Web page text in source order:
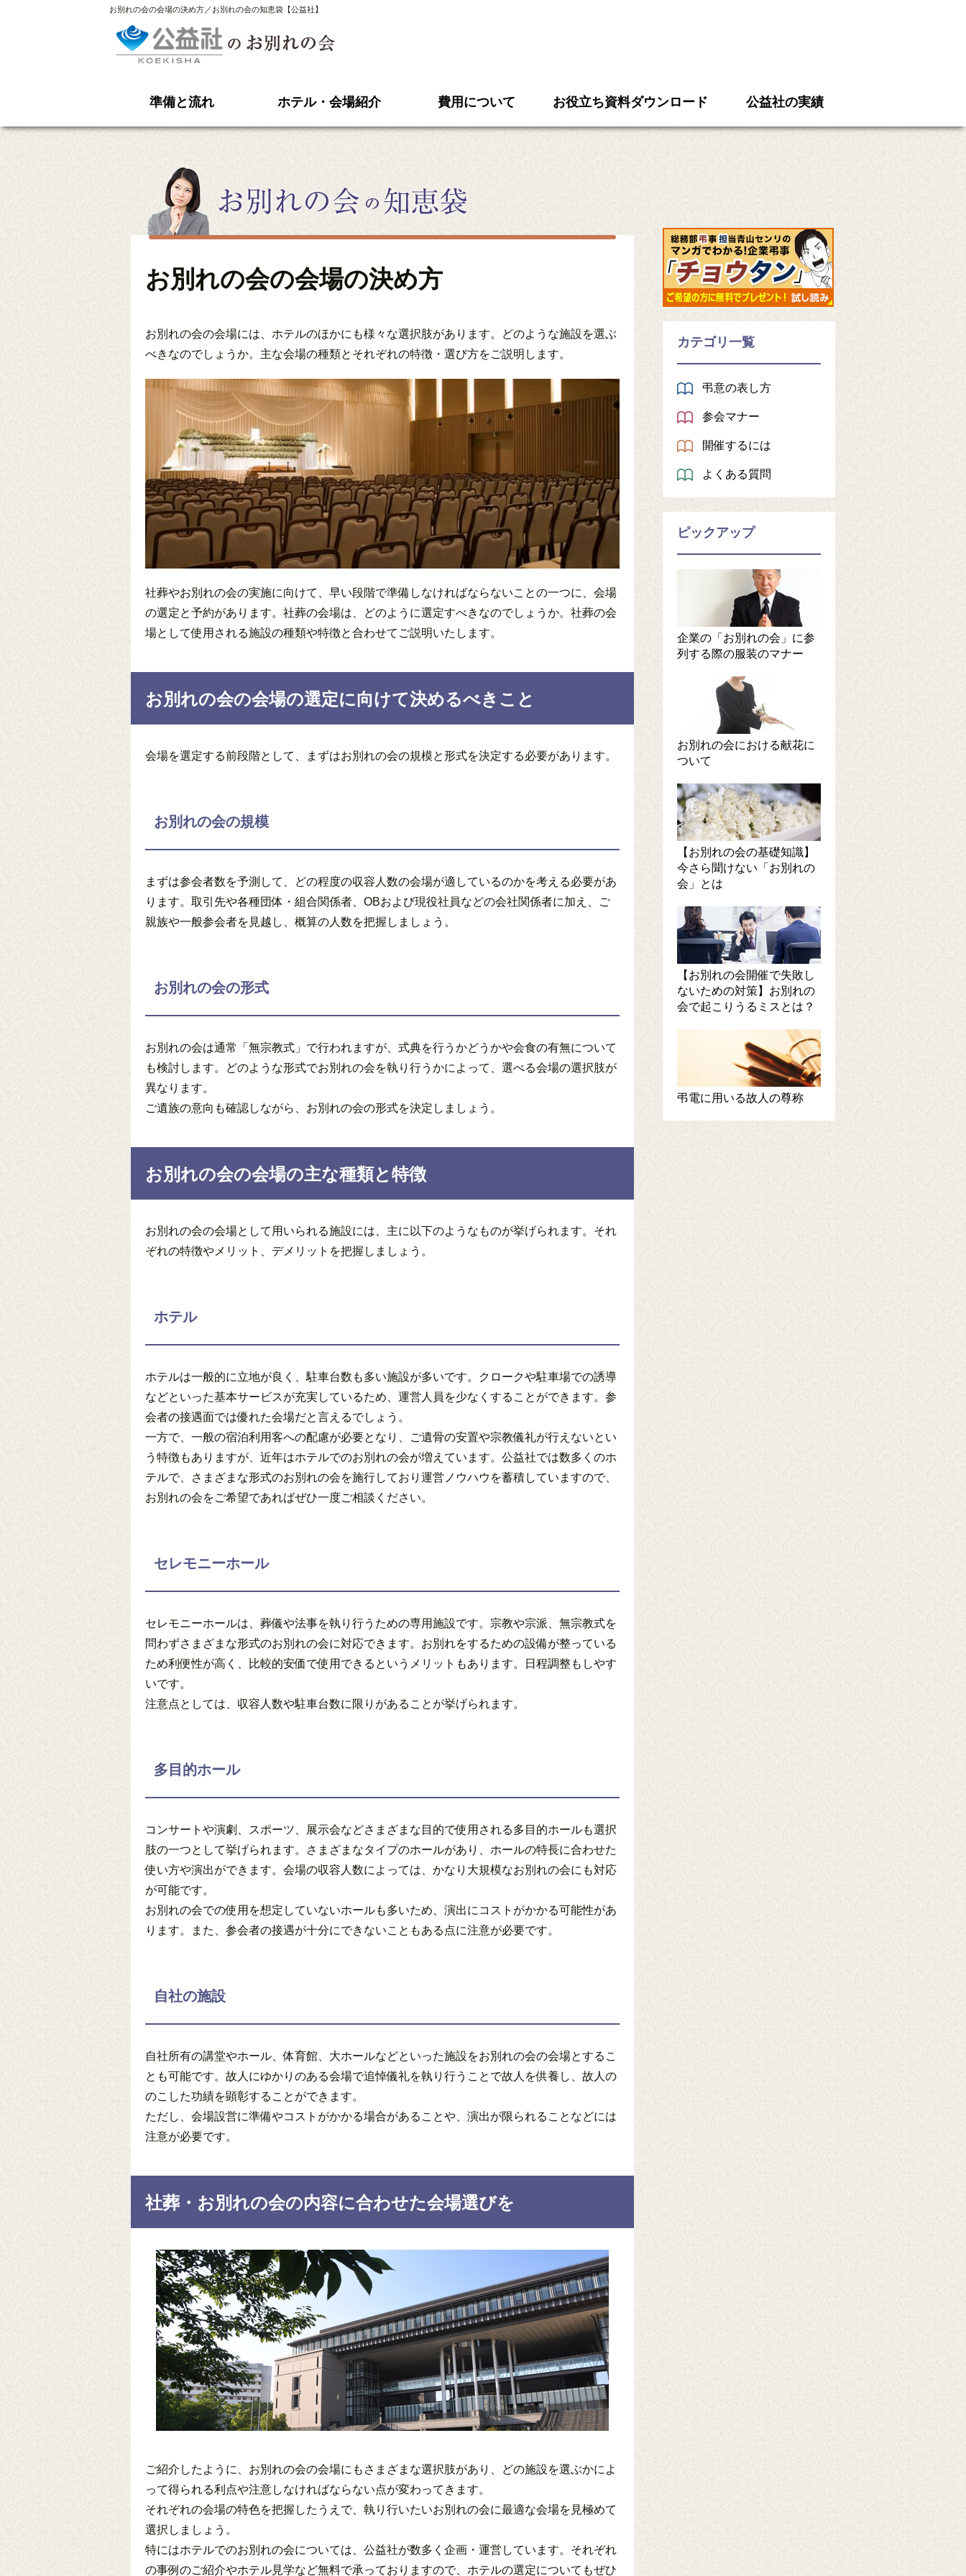
お別れの会の会場の決め方／お別れの会の知恵袋【公益社】
準備と流れ ホテル・会場紹介 費用について お役立ち資料ダウンロード 公益社の実績
お別れの会の会場の決め方
お別れの会の会場には、ホテルのほかにも様々な選択肢があります。どのような施設を選ぶ
べきなのでしょうか。主な会場の種類とそれぞれの特徴・選び方をご説明します。
社葬やお別れの会の実施に向けて、早い段階で準備しなければならないことの一つに、会場
の選定と予約があります。社葬の会場は、どのように選定すべきなのでしょうか。社葬の会
場として使用される施設の種類や特徴と合わせてご説明いたします。
お別れの会の会場の選定に向けて決めるべきこと
会場を選定する前段階として、まずはお別れの会の規模と形式を決定する必要があります。
お別れの会の規模
まずは参会者数を予測して、どの程度の収容人数の会場が適しているのかを考える必要があ
ります。取引先や各種団体・組合関係者、OBおよび現役社員などの会社関係者に加え、ご
親族や一般参会者を見越し、概算の人数を把握しましょう。
お別れの会の形式
お別れの会は通常「無宗教式」で行われますが、式典を行うかどうかや会食の有無について
も検討します。どのような形式でお別れの会を執り行うかによって、選べる会場の選択肢が
異なります。
ご遺族の意向も確認しながら、お別れの会の形式を決定しましょう。
お別れの会の会場の主な種類と特徴
お別れの会の会場として用いられる施設には、主に以下のようなものが挙げられます。それ
ぞれの特徴やメリット、デメリットを把握しましょう。
ホテル
ホテルは一般的に立地が良く、駐車台数も多い施設が多いです。クロークや駐車場での誘導
などといった基本サービスが充実しているため、運営人員を少なくすることができます。参
会者の接遇面では優れた会場だと言えるでしょう。
一方で、一般の宿泊利用客への配慮が必要となり、ご遺骨の安置や宗教儀礼が行えないとい
う特徴もありますが、近年はホテルでのお別れの会が増えています。公益社では数多くのホ
テルで、さまざまな形式のお別れの会を施行しており運営ノウハウを蓄積していますので、
お別れの会をご希望であればぜひ一度ご相談ください。
セレモニーホール
セレモニーホールは、葬儀や法事を執り行うための専用施設です。宗教や宗派、無宗教式を
問わずさまざまな形式のお別れの会に対応できます。お別れをするための設備が整っている
ため利便性が高く、比較的安価で使用できるというメリットもあります。日程調整もしやす
いです。
注意点としては、収容人数や駐車台数に限りがあることが挙げられます。
多目的ホール
コンサートや演劇、スポーツ、展示会などさまざまな目的で使用される多目的ホールも選択
肢の一つとして挙げられます。さまざまなタイプのホールがあり、ホールの特長に合わせた
使い方や演出ができます。会場の収容人数によっては、かなり大規模なお別れの会にも対応
が可能です。
お別れの会での使用を想定していないホールも多いため、演出にコストがかかる可能性があ
ります。また、参会者の接遇が十分にできないこともある点に注意が必要です。
自社の施設
自社所有の講堂やホール、体育館、大ホールなどといった施設をお別れの会の会場とするこ
とも可能です。故人にゆかりのある会場で追悼儀礼を執り行うことで故人を供養し、故人の
のこした功績を顕彰することができます。
ただし、会場設営に準備やコストがかかる場合があることや、演出が限られることなどには
注意が必要です。
社葬・お別れの会の内容に合わせた会場選びを
ご紹介したように、お別れの会の会場にもさまざまな選択肢があり、どの施設を選ぶかによ
って得られる利点や注意しなければならない点が変わってきます。
それぞれの会場の特色を把握したうえで、執り行いたいお別れの会に最適な会場を見極めて
選択しましょう。
特にはホテルでのお別れの会については、公益社が数多く企画・運営しています。それぞれ
の事例のご紹介やホテル見学など無料で承っておりますので、ホテルの選定についてもぜひ
カテゴリ一覧
弔意の表し方
参会マナー
開催するには
よくある質問
ピックアップ
企業の「お別れの会」に参
列する際の服装のマナー
お別れの会における献花に
ついて
【お別れの会の基礎知識】
今さら聞けない「お別れの
会」とは
【お別れの会開催で失敗し
ないための対策】お別れの
会で起こりうるミスとは？
弔電に用いる故人の尊称